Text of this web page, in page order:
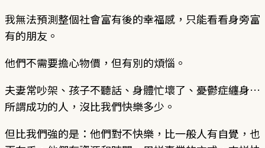
我無法預測整個社會富有後的幸福感，只能看看身旁富
有的朋友。
他們不需要擔心物價，但有別的煩惱。
夫妻常吵架、孩子不聽話、身體忙壞了、憂鬱症纏身…
所謂成功的人，沒比我們快樂多少。
但比我們強的是：他們對不快樂，比一般人有自覺，也